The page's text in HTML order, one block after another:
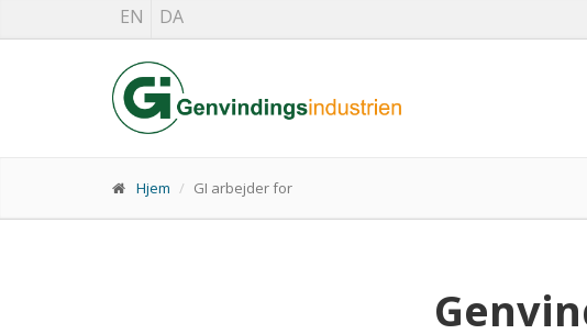
EN DA
Hjem GI arbejder for